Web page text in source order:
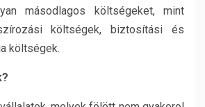
másodlagos költségeket, mint
költségek, biztosítási és
költségek.